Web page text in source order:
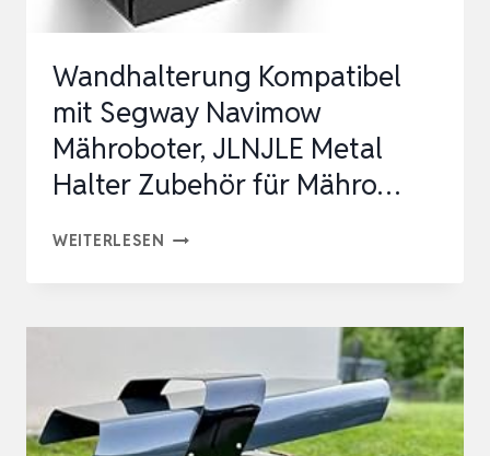
Wandhalterung Kompatibel
mit Segway Navimow
Mähroboter, JLNJLE Metal
Halter Zubehör für Mähro…
WEITERLESEN WANDHALTERUNG
NAVIMOW
MÄHROBOTER,
JLNJLE